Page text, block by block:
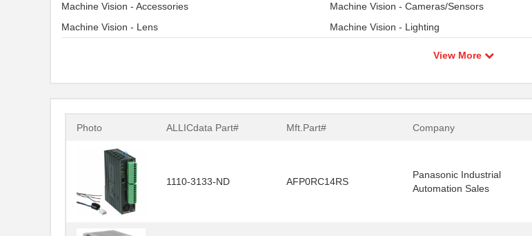
Machine Vision - Accessories
Machine Vision - Cameras/Sensors
Machine Vision - Lens
Machine Vision - Lighting
View More
Photo ALLICdata Part# Mft.Part# Company
1110-3133-ND AFP0RC14RS
Panasonic Industrial
Automation Sales